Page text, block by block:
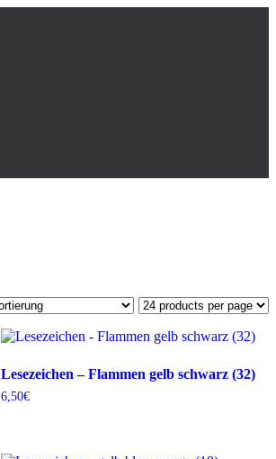
Lesezeichen – Flammen gelb schwarz (32)
6,50€